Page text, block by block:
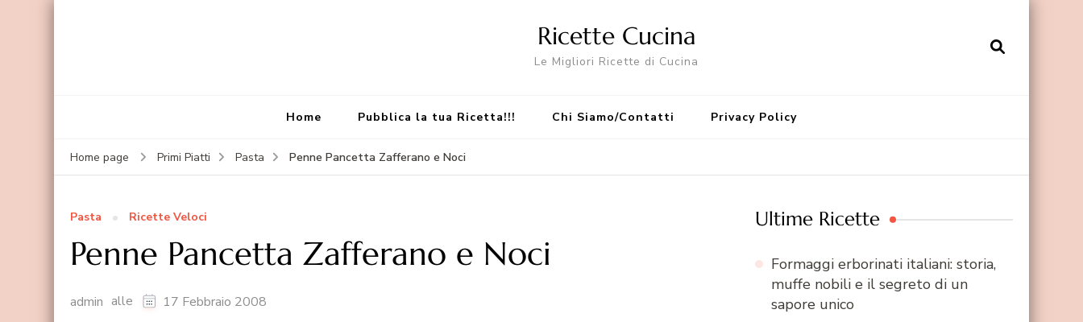
Ricette Cucina
Le Migliori Ricette di Cucina
Home Pubblica la tua Ricetta!!! Chi Siamo/Contatti Privacy Policy
Home page Primi Piatti Pasta Penne Pancetta Zafferano e Noci
Pasta Ricette Veloci
Penne Pancetta Zafferano e Noci
admin alle 17 Febbraio 2008
Ultime Ricette
Formaggi erborinati italiani: storia,
muffe nobili e il segreto di un
sapore unico